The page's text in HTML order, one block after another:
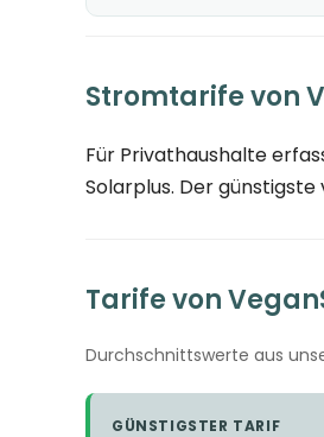
Stromtarife von
Für Privathaushalte
Solarplus. Der
Tarife von
Durchschnittswerte aus
GÜNSTIGSTER TARIF